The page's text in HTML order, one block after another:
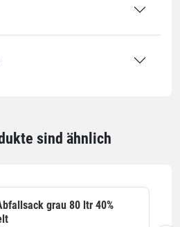
ltr
sind ähnlich
grau 80 ltr 40%